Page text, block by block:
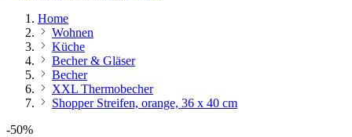
Home
Wohnen
Küche
Becher & Gläser
Becher
XXL Thermobecher
Shopper Streifen, orange, 36 x 40 cm
-50%